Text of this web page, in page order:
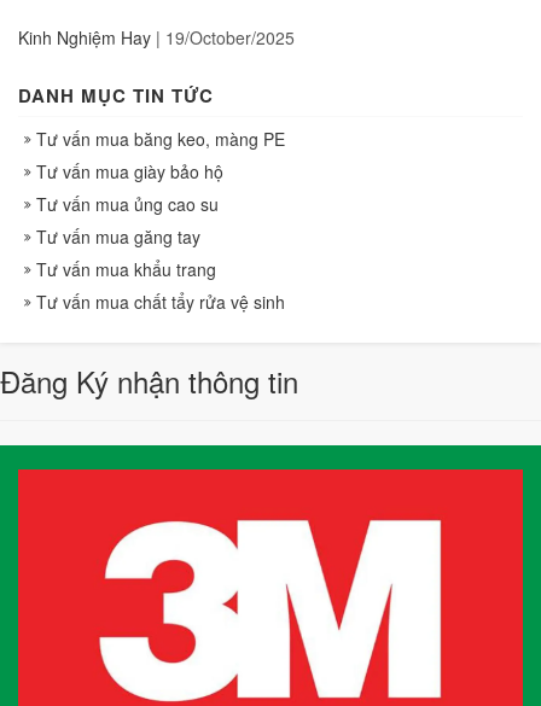
Kinh Nghiệm Hay | 19/October/2025
DANH MỤC TIN TỨC
Tư vấn mua băng keo, màng PE
Tư vấn mua giày bảo hộ
Tư vấn mua ủng cao su
Tư vấn mua găng tay
Tư vấn mua khẩu trang
Tư vấn mua chất tẩy rửa vệ sinh
Đăng Ký nhận thông tin